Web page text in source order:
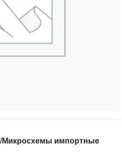
Микросхемы импортные